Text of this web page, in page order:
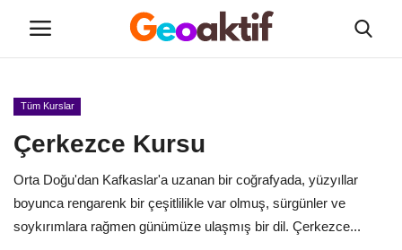
Tüm Kurslar
Tüm Kurslar
Çerkezce Kursu
Orta Doğu'dan Kafkaslar'a uzanan bir coğrafyada, yüzyıllar
boyunca rengarenk bir çeşitlilikle var olmuş, sürgünler ve
soykırımlara rağmen günümüze ulaşmış bir dil. Çerkezce...